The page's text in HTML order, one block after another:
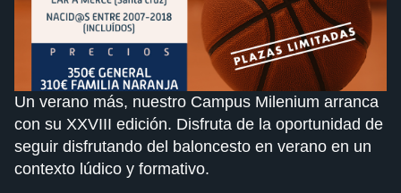
Un verano más, nuestro Campus Milenium arranca
con su XXVIII edición. Disfruta de la oportunidad de
seguir disfrutando del baloncesto en verano en un
contexto lúdico y formativo.